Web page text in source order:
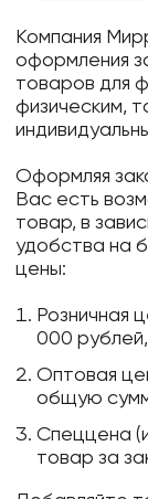
Компания
оформления
товаров для
физическим,
Оформляя
Вас есть
товар, в
удобства на
цены:
Розничная
000
Оптовая
общую
Спеццена
товар за